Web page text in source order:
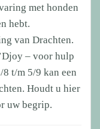
met honden
hebt.
van Drachten.
– voor hulp
8 t/m 5/9 kan een
Houdt u hier
uw begrip.